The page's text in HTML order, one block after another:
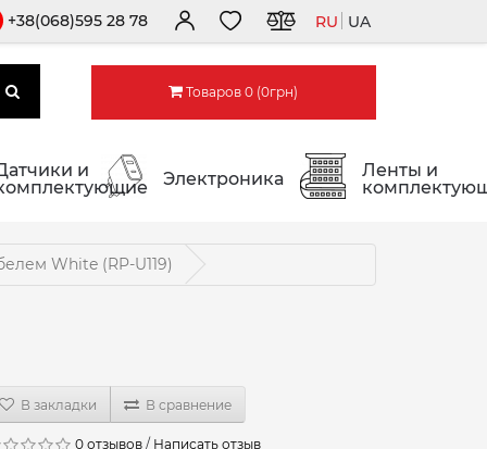
+38(068)595 28 78 RU UA
Товаров 0 (0грн)
и
Электроника
Ленты и
White (RP-U119)
В закладки В сравнение
0 отзывов / Написать отзыв